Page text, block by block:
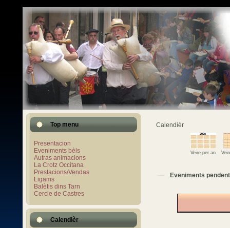
Top menu
Presentacion
Eveniments bèls
Autras animacions
La Crotz Occitana
Prestacions/Vendas
Ligams
Balètis dins Tarn
Cercle de Castres
Calendièr
Calendièr
Veire per an
Eveniments pendent